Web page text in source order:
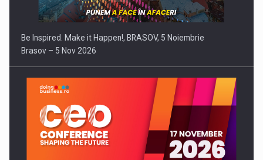
Be Inspired. Make it Happen!, BRASOV, 5 Noiembrie
Brasov – 5 Nov 2026